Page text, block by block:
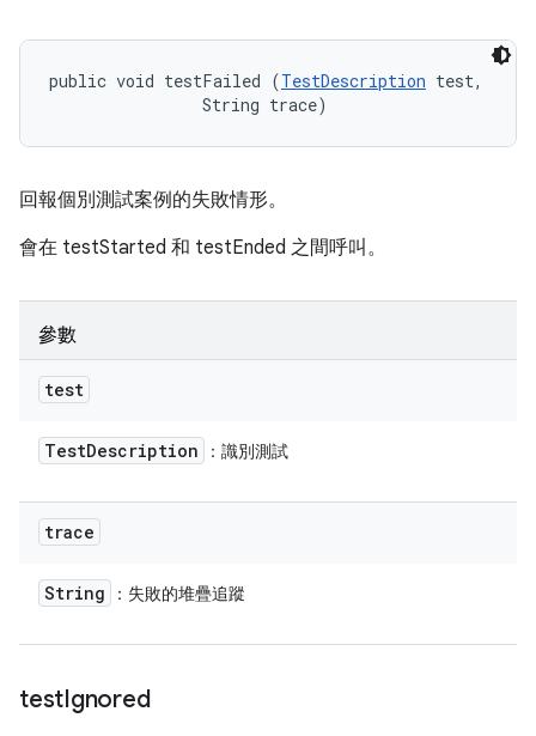
public void testFailed (TestDescription test,
                String trace)
回報個別測試案例的失敗情形。
會在 testStarted 和 testEnded 之間呼叫。
參數
test
TestDescription ：識別測試
trace
String ：失敗的堆疊追蹤
testIgnored